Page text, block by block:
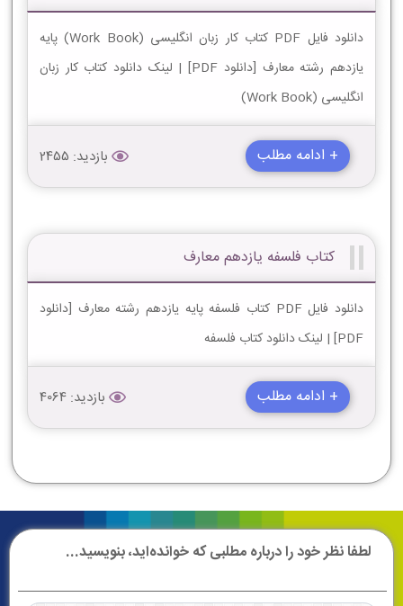
دانلود فایل PDF کتاب کار زبان انگلیسی (Work Book) پایه
یازدهم رشته معارف [دانلود PDF] | لینک دانلود کتاب کار زبان
انگلیسی (Work Book)
+ ادامه مطلب بازدید: 2455
کتاب فلسفه یازدهم معارف
دانلود فایل PDF کتاب فلسفه پایه یازدهم رشته معارف [دانلود
PDF] | لینک دانلود کتاب فلسفه
+ ادامه مطلب بازدید: 4064
لطفا نظر خود را درباره مطلبی که خوانده‌اید، بنویسید...